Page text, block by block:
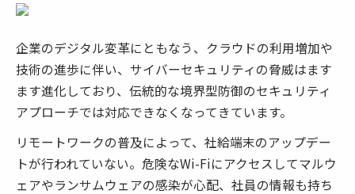
企業のデジタル変革にともなう、クラウドの利用増加や
技術の進歩に伴い、サイバーセキュリティの脅威はます
ます進化しており、伝統的な境界型防御のセキュリティ
アプローチでは対応できなくなってきています。
リモートワークの普及によって、社給端末のアップデー
トが行われていない。危険なWi-Fiにアクセスしてマルウ
ェアやランサムウェアの感染が心配、社員の情報も持ち